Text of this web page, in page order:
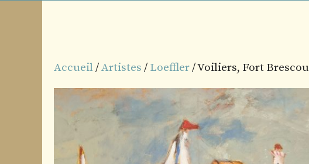
Accueil/Artistes / Loeffler/ Voiliers, Fort Brescou